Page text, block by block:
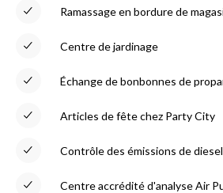
Ramassage en bordure de
Centre de jardinage
Échange de bonbonnes de
Articles de fête chez Party City
Contrôle des émissions de
Centre accrédité d'analyse Air